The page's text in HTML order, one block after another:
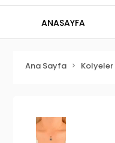
ANASAYFA
Ana Sayfa Kolyeler